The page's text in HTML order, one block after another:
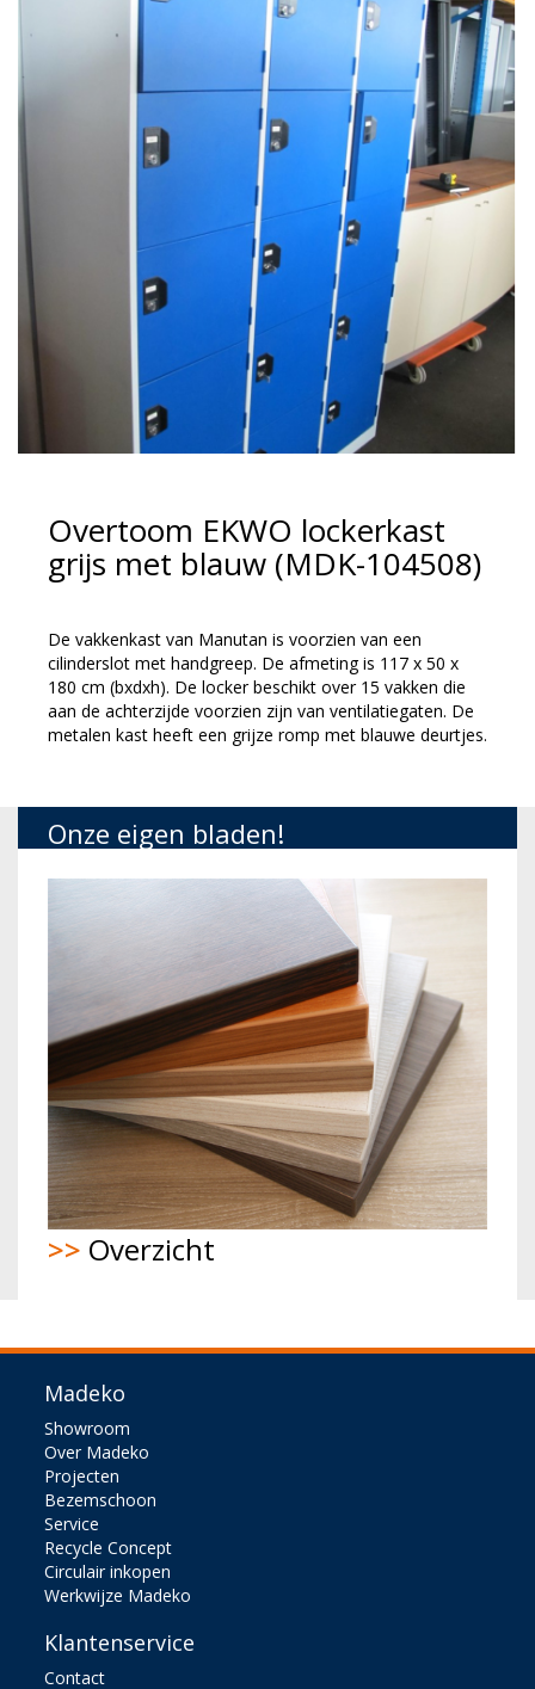
Overtoom EKWO lockerkast
grijs met blauw (MDK-104508)
De vakkenkast van Manutan is voorzien van een
cilinderslot met handgreep. De afmeting is 117 x 50 x
180 cm (bxdxh). De locker beschikt over 15 vakken die
aan de achterzijde voorzien zijn van ventilatiegaten. De
metalen kast heeft een grijze romp met blauwe deurtjes.
Onze eigen bladen!
>> Overzicht
Madeko
Showroom
Over Madeko
Projecten
Bezemschoon
Service
Recycle Concept
Circulair inkopen
Werkwijze Madeko
Klantenservice
Contact